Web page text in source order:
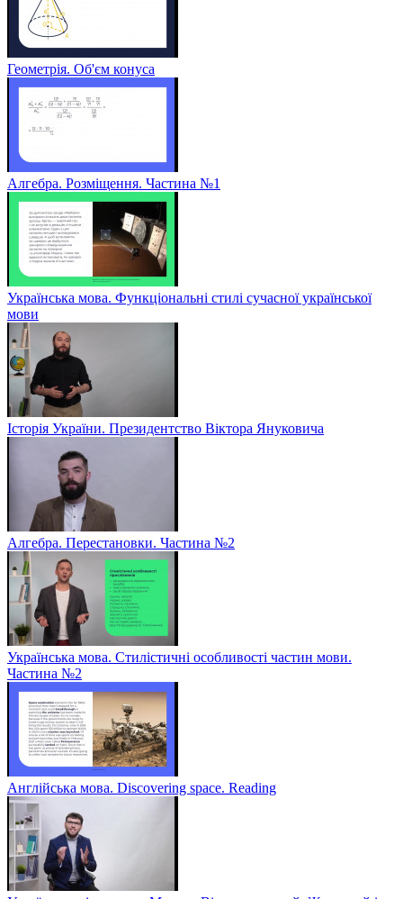
Геометрія. Об'єм конуса
Алгебра. Розміщення. Частина №1
Українська мова. Функціональні стилі сучасної української
мови
Історія України. Президентство Віктора Януковича
Алгебра. Перестановки. Частина №2
Українська мова. Стилістичні особливості частин мови.
Частина №2
Англійська мова. Discovering space. Reading